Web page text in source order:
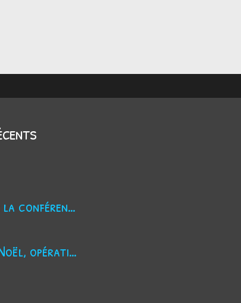
Retour sur la conférence sur le harcèlement scolaire !
Marché de Noël, opération jus de pomme et maintenant ?